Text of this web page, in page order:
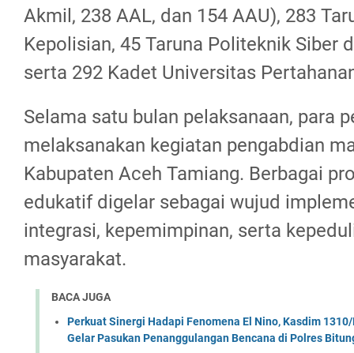
Akmil, 238 AAL, dan 154 AAU), 283
Kepolisian, 45 Taruna Politeknik Siber
serta 292 Kadet Universitas
Selama satu bulan pelaksanaan, para
melaksanakan kegiatan pengabdian
Kabupaten Aceh Tamiang. Berbagai
edukatif digelar sebagai wujud
integrasi, kepemimpinan, serta
masyarakat.
BACA JUGA
Perkuat Sinergi Hadapi Fenomena El Nino, Kasdim
Gelar Pasukan Penanggulangan Bencana di Polres